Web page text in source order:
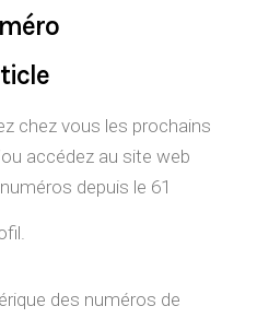
chez vous les prochains
accédez au site web
depuis le 61
des numéros de